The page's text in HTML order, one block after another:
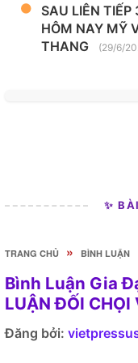
SAU LIÊN
HÔM NAY MỸ
THANG
(29/6/
✨
TRANG CHỦ » BÌNH LUẬN
Bình Luận Gia
LUẬN ĐỐI CHỌI
Đăng bởi: